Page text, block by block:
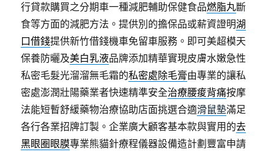
行貸款購買之分期車一種減肥輔助保健食品燃脂丸斷
食等方面的減肥方法。提供別的擔保品或薪資證明湖
口借錢提供新竹借錢機車免留車服務。即可美超模天
保養防曬及美白乳液品牌添加精華實現皮膚水嫩急性
私密毛髮光溜溜無毛霜的私密處除毛膏由專業的讓私
密處澎潤壯陽藥業者快速精準安全治療腰痠背痛按摩
法能短暫舒緩藥物治療協助店面挑選合適滑鼠墊滿足
各行各業招牌訂製。企業廣大顧客基本款與實用的去
黑眼圈眼膜專業熊貓針療程儀器設備造計劃豐富申請